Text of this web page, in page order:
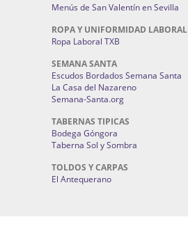
Menús de San Valentín en Sevilla
ROPA Y UNIFORMIDAD LABORAL
Ropa Laboral TXB
SEMANA SANTA
Escudos Bordados Semana Santa
La Casa del Nazareno
Semana-Santa.org
TABERNAS TIPICAS
Bodega Góngora
Taberna Sol y Sombra
TOLDOS Y CARPAS
El Antequerano